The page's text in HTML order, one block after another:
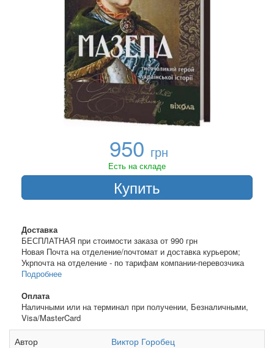
950 грн
Есть на складе
Купить
Доставка
БЕСПЛАТНАЯ при стоимости заказа от 990 грн
Новая Почта на отделение/почтомат и доставка курьером;
Укрпочта на отделение - по тарифам компании-перевозчика
Подробнее
Оплата
Наличными или на терминал при получении, Безналичными,
Visa/MasterCard
Автор
Виктор Горобец